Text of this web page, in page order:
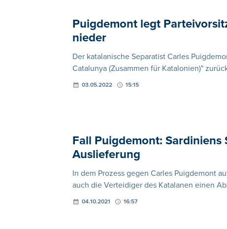
Puigdemont legt
nieder
Der katalanische Separatist Carles
Catalunya (Zusammen für Katalonien)"
03.05.2022 15:15
Fall Puigdemont:
Auslieferung
In dem Prozess gegen Carles Puigdemont
auch die Verteidiger des Katalanen einen
04.10.2021 16:57